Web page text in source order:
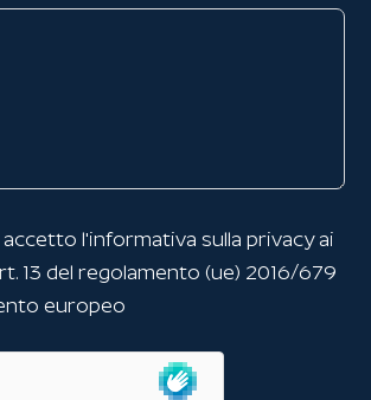
l'informativa sulla privacyai
13 del regolamento (ue) 2016/679
europeo